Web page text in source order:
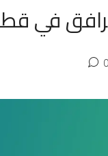
في
0